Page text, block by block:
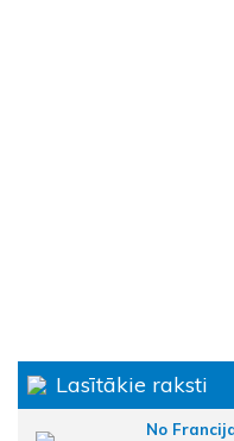
Lasītākie raksti
No